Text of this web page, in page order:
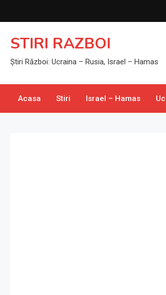
to
STIRI RAZBOI
Știri Război: Ucraina – Rusia, Israel – Hamas
Acasa Stiri Israel – Hamas